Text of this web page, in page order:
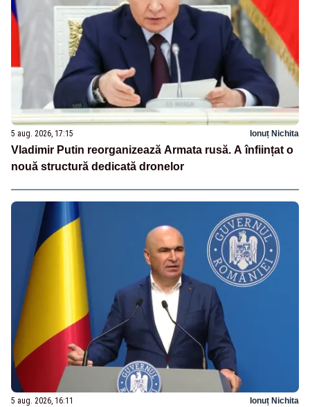
5 aug. 2026, 17:15 Ionuț Nichita
Vladimir Putin reorganizează Armata rusă. A înființat o
nouă structură dedicată dronelor
5 aug. 2026, 16:11 Ionuț Nichita